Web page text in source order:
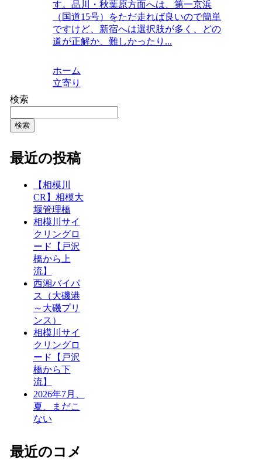
す。品川・秋葉原方面へは、第一京浜
（国道15号）をただ走れば良いので簡単
ですけど、新宿へは選択肢が多く、どの
道が正解か、難しかったり...
ホーム
立寄り
検索
検索
最近の投稿
【相模川
CR】相模大
堰管理橋
相模川サイ
クリングロ
ード【戸沢
橋から上
流】
西湘バイパ
ス（大磯港
～大磯プリ
ンス）
相模川サイ
クリングロ
ード【戸沢
橋から下
流】
2026年7月、
夏、まだこ
ない
最近のコメ